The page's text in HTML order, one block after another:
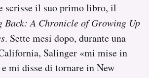
scrisse il suo primo libro, il
Back: A Chronicle of Growing Up
. Sette mesi dopo, durante una
Salinger «mi mise in
mi disse di tornare in New